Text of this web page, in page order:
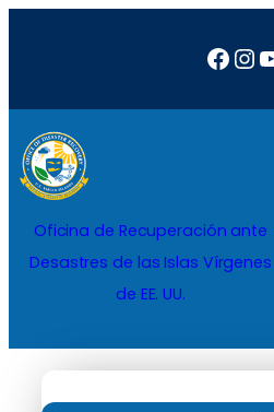
Oficina de Recuperación ante
Desastres de las Islas Vírgenes
de EE. UU.